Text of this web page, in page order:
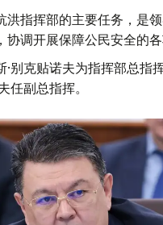
洪指挥部的主要任务，是
调开展保障公民安全的各
·别克贴诺夫为指挥部总指
任副总指挥。